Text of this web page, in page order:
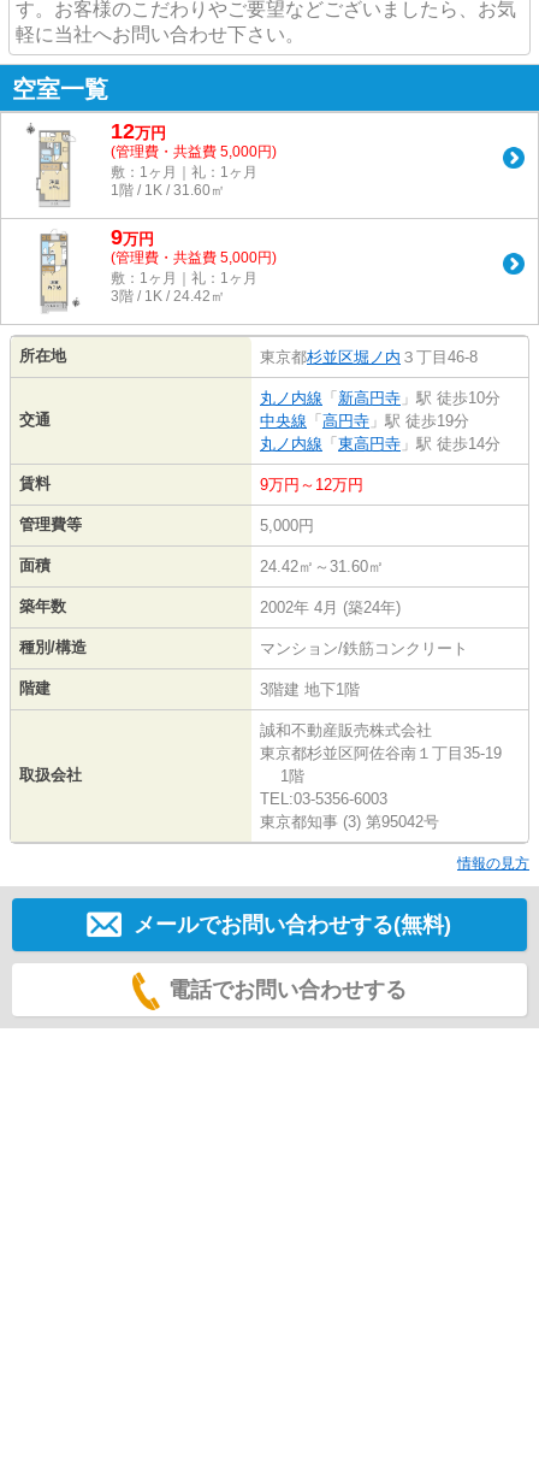
す。お客様のこだわりやご要望などございましたら、お気
軽に当社へお問い合わせ下さい。
空室一覧
12万円
(管理費・共益費 5,000円)
敷：1ヶ月｜礼：1ヶ月
1階 / 1K / 31.60㎡
9万円
(管理費・共益費 5,000円)
敷：1ヶ月｜礼：1ヶ月
3階 / 1K / 24.42㎡
所在地 東京都杉並区堀ノ内 ３丁目46-8
交通
丸ノ内線 「 新高円寺 」駅 徒歩10分
中央線 「 高円寺 」駅 徒歩19分
丸ノ内線 「 東高円寺 」駅 徒歩14分
賃料 9万円～12万円
管理費等 5,000円
面積 24.42㎡～31.60㎡
築年数 2002年 4月 (築24年)
種別/構造 マンション/鉄筋コンクリート
階建 3階建 地下1階
取扱会社
誠和不動産販売株式会社
東京都杉並区阿佐谷南１丁目35-19
1階
TEL:03-5356-6003
東京都知事 (3) 第95042号
情報の見方
メールでお問い合わせする(無料)
電話でお問い合わせする